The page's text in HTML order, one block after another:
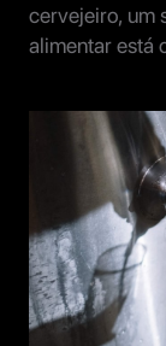
cervejeiro, um
alimentar está